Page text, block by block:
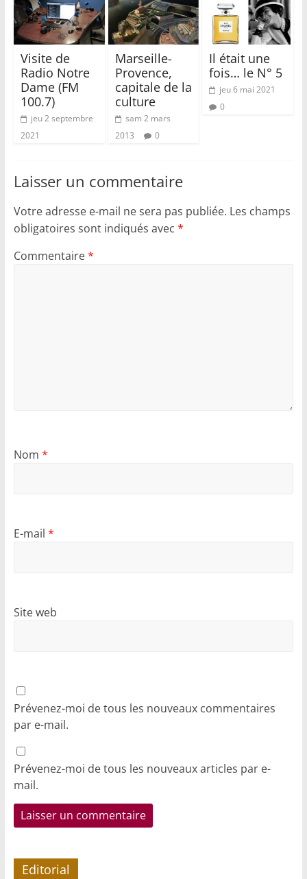
Visite de
Radio Notre
Dame (FM
100.7)
jeu 2 septembre
2021
Marseille-
Provence,
capitale de la
culture
sam 2 mars
2013
0
Il était une
fois… le N° 5
jeu 6 mai 2021
0
Laisser un commentaire
Votre adresse e-mail ne sera pas publiée. Les champs
obligatoires sont indiqués avec *
Commentaire*
Nom *
E-mail *
Site web
Prévenez-moi de tous les nouveaux commentaires
par e-mail.
Prévenez-moi de tous les nouveaux articles par e-
mail.
Editorial